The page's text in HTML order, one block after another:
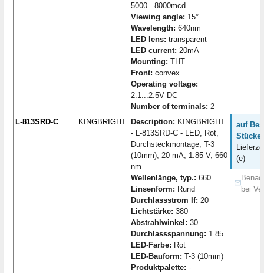
5000...8000mcd
Viewing angle: 15°
Wavelength: 640nm
LED lens: transparent
LED current: 20mA
Mounting: THT
Front: convex
Operating voltage:
2.1...2.5V DC
Number of terminals: 2
L-813SRD-C KINGBRIGHT Description: KINGBRIGHT
- L-813SRD-C - LED, Rot,
Durchsteckmontage, T-3
(10mm), 20 mA, 1.85 V, 660
nm
Wellenlänge, typ.: 660
Linsenform: Rund
Durchlassstrom If: 20
Lichtstärke: 380
Abstrahlwinkel: 30
Durchlassspannung: 1.85
LED-Farbe: Rot
LED-Bauform: T-3 (10mm)
Produktpalette: -
auf
Stücke:
(e)
bei